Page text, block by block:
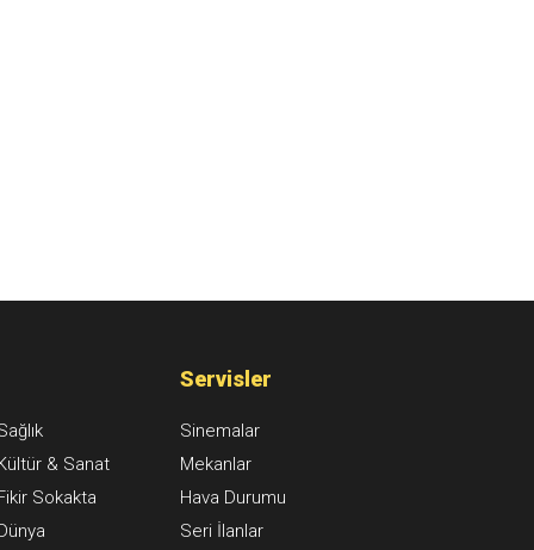
& Sanat
Sokakta
Servisler
Sinemalar
Mekanlar
Hava Durumu
Seri İlanlar